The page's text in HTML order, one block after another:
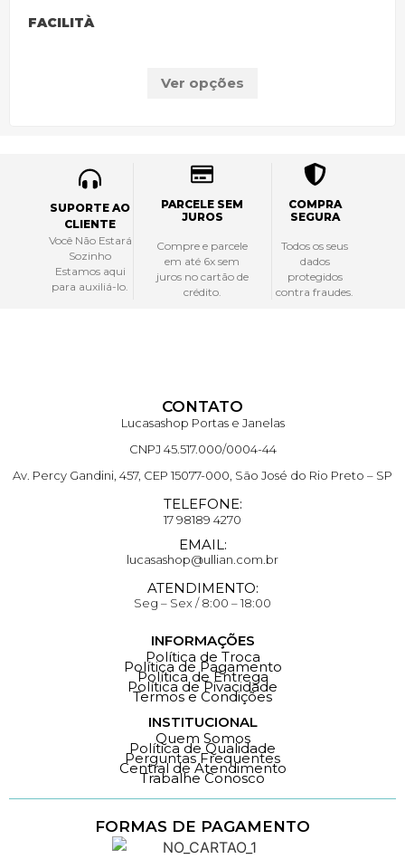
FACILITÀ
Ver opções
SUPORTE AO
CLIENTE
Você Não Estará
Sozinho
Estamos aqui
para auxiliá-lo.
PARCELE SEM
JUROS
Compre e parcele
em até 6x sem
juros no cartão de
crédito.
COMPRA
SEGURA
Todos os seus
dados
protegidos
contra fraudes.
CONTATO
Lucasashop Portas e Janelas
CNPJ 45.517.000/0004-44
Av. Percy Gandini, 457, CEP 15077-000, São José do Rio Preto – SP
TELEFONE:
17 98189 4270
EMAIL:
lucasashop@ullian.com.br
ATENDIMENTO:
Seg – Sex / 8:00 – 18:00
INFORMAÇÕES
Política de Troca
Política de Pagamento
Política de Entrega
Política de Pivacidade
Termos e Condições
INSTITUCIONAL
Quem Somos
Política de Qualidade
Perguntas Frequentes
Central de Atendimento
Trabalhe Conosco
FORMAS DE PAGAMENTO